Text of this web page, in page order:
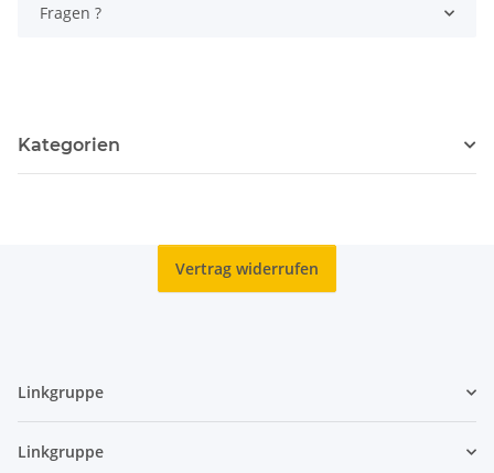
Fragen ?
Kategorien
Vertrag widerrufen
Linkgruppe
Linkgruppe